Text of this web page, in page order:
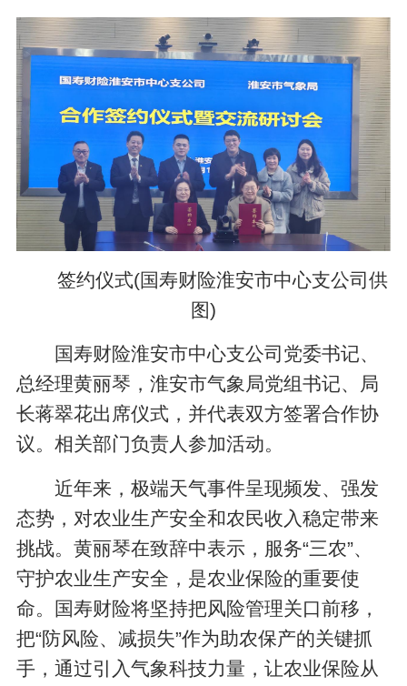
签约仪式(国寿财险淮安市中心支公司供
图)
国寿财险淮安市中心支公司党委书记、
总经理黄丽琴，淮安市气象局党组书记、局
长蒋翠花出席仪式，并代表双方签署合作协
议。相关部门负责人参加活动。
近年来，极端天气事件呈现频发、强发
态势，对农业生产安全和农民收入稳定带来
挑战。黄丽琴在致辞中表示，服务“三农”、
守护农业生产安全，是农业保险的重要使
命。国寿财险将坚持把风险管理关口前移，
把“防风险、减损失”作为助农保产的关键抓
手，通过引入气象科技力量，让农业保险从